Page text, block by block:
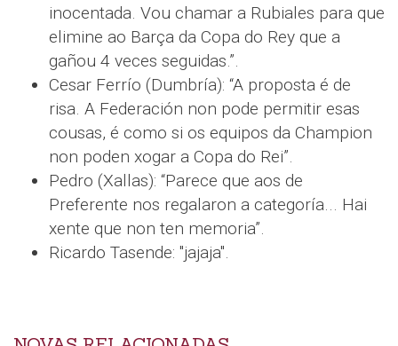
inocentada. Vou chamar a Rubiales para que
elimine ao Barça da Copa do Rey que a
gañou 4 veces seguidas.”.
Cesar Ferrío (Dumbría): “A proposta é de
risa. A Federación non pode permitir esas
cousas, é como si os equipos da Champion
non poden xogar a Copa do Rei”.
Pedro (Xallas): “Parece que aos de
Preferente nos regalaron a categoría... Hai
xente que non ten memoria”.
Ricardo Tasende: "jajaja".